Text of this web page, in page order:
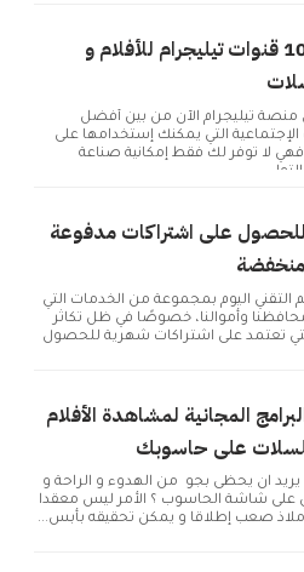
أفضل 10 قنوات تيليجرام للأفلام و
تيليجرام الآن من بين أفضل
التي يمكنك إستخدامها على
فهي لا توفر لك فقط إمكانية صناعة
على اشتراكات مدفوعة
منخفضة
التقني اليوم بمجموعة من الخدمات التي
وأموالنا، خصوصًا في ظل تكاثر
تعتمد على اشتراكات شهرية للحصول
المجانية لمشاهدة الأفلام
على حاسوبك
يريد ان يحظى بجو من الهدوء و الراحة و
على شاشة الحاسوب ؟ الأمر ليس معقدا
ملاذ صعب إطلاقا و يمكن تحقيقه بأبس...